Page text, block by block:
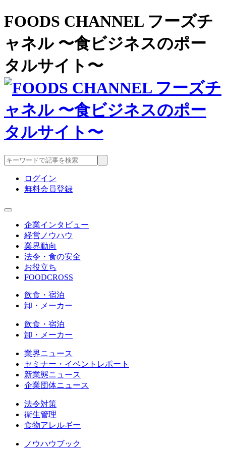
FOODS CHANNEL フーズチ
ャネル 〜食ビジネスのポー
タルサイト〜
ログイン
無料会員登録
企業インタビュー
経営ノウハウ
業界動向
法令・食の安全
お役立ち
FOODCROSS
飲食・宿泊
卸・メーカー
飲食・宿泊
卸・メーカー
業界ニュース
セミナー・イベントレポート
新業態ニュース
企業団体ニュース
法令対策
衛生管理
食物アレルギー
ノウハウブック